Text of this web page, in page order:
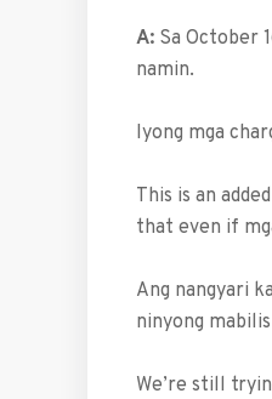
A: Sa October
namin.
Iyong mga
This is an
that even if
Ang nangyari
ninyong
We’re still